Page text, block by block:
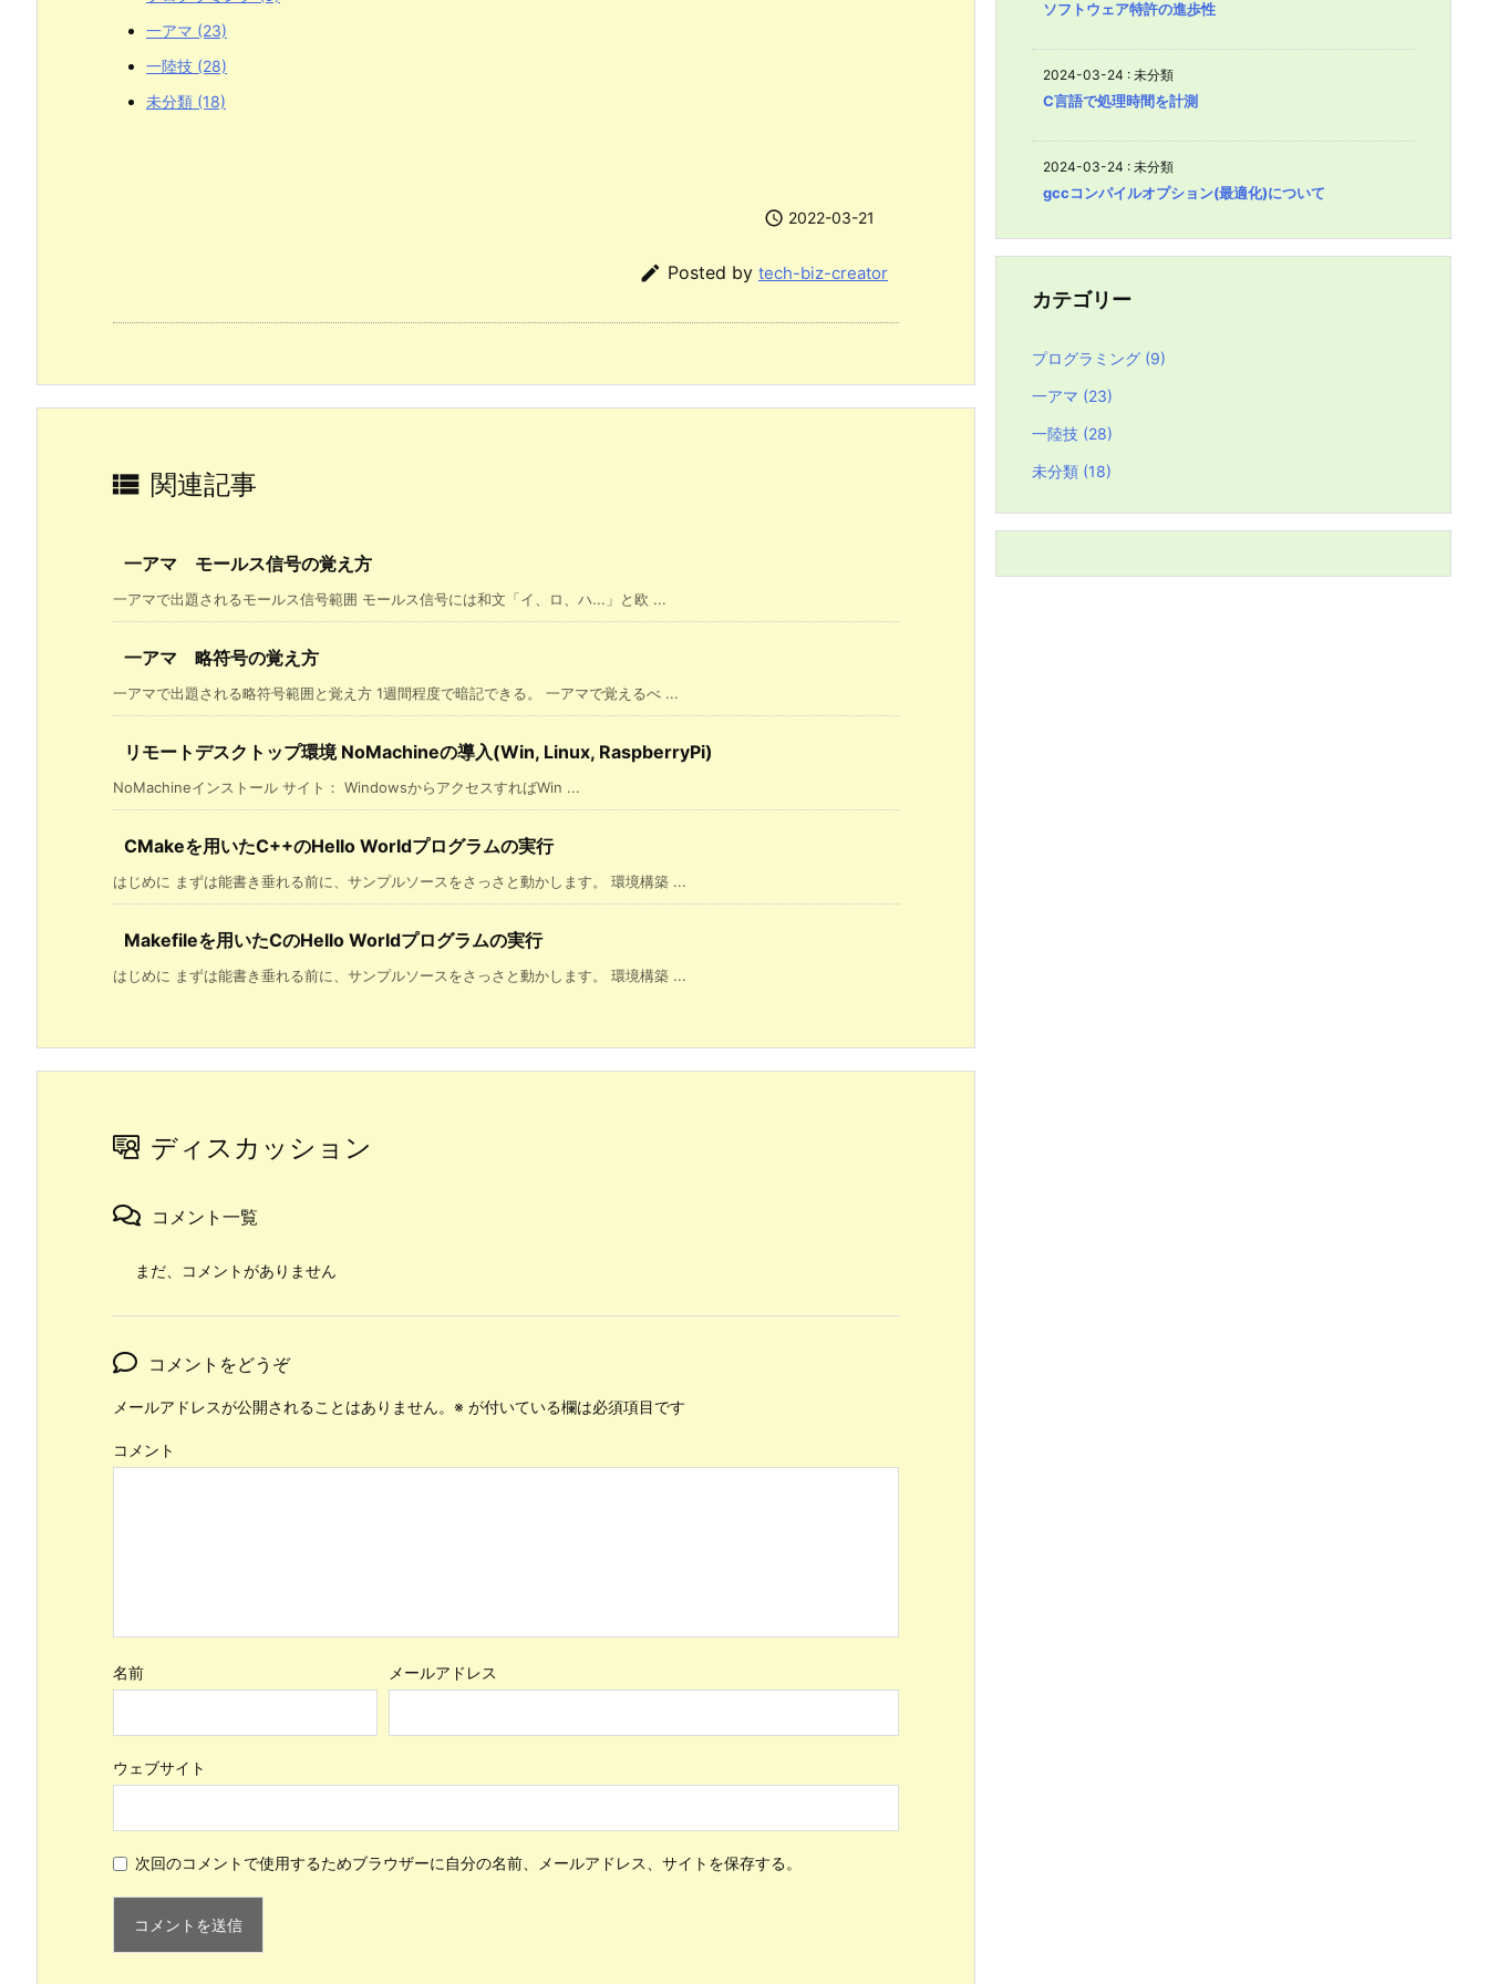
一アマ (23)
一陸技 (28)
未分類 (18)
 2022-03-21
 Posted by tech-biz-creator
 関連記事
一アマ モールス信号の覚え方
一アマで出題されるモールス信号範囲 モールス信号には和文「イ、ロ、ハ...」と欧 ...
一アマ 略符号の覚え方
一アマで出題される略符号範囲と覚え方 1週間程度で暗記できる。 一アマで覚えるべ ...
リモートデスクトップ環境 NoMachineの導入(Win, Linux, RaspberryPi)
NoMachineインストール サイト： WindowsからアクセスすればWin ...
CMakeを用いたC++のHello Worldプログラムの実行
はじめに まずは能書き垂れる前に、サンプルソースをさっさと動かします。 環境構築 ...
Makefileを用いたCのHello Worldプログラムの実行
はじめに まずは能書き垂れる前に、サンプルソースをさっさと動かします。 環境構築 ...
ディスカッション
コメント一覧
まだ、コメントがありません
コメントをどうぞ
メールアドレスが公開されることはありません。 ※ が付いている欄は必須項目です
コメント
名前 メールアドレス
ウェブサイト
次回のコメントで使用するためブラウザーに自分の名前、メールアドレス、サイトを保存する。
ソフトウェア特許の進歩性
2024-03-24 : 未分類
C言語で処理時間を計測
2024-03-24 : 未分類
gccコンパイルオプション(最適化)について
カテゴリー
プログラミング (9)
一アマ (23)
一陸技 (28)
未分類 (18)